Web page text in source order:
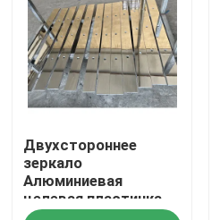
Двухстороннее
зеркало
Алюминиевая
целевая пластинка